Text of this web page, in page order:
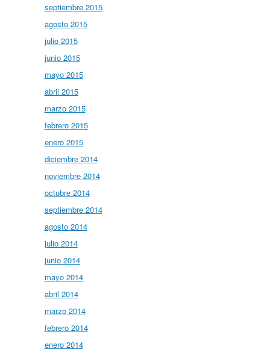
septiembre 2015
agosto 2015
julio 2015
junio 2015
mayo 2015
abril 2015
marzo 2015
febrero 2015
enero 2015
diciembre 2014
noviembre 2014
octubre 2014
septiembre 2014
agosto 2014
julio 2014
junio 2014
mayo 2014
abril 2014
marzo 2014
febrero 2014
enero 2014